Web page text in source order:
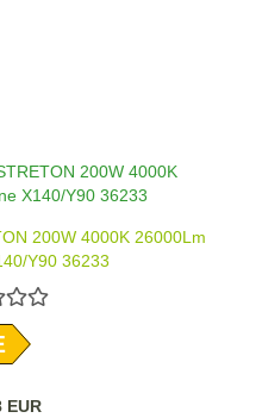
200W 4000K 26000Lm
Y90 36233
EUR